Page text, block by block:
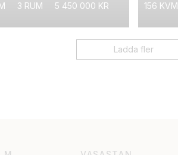
3 RUM 5 450 000 KR 156 KVM
Ladda fler